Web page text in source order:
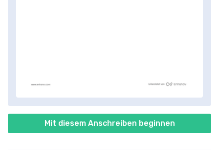
Mit diesem Anschreiben beginnen